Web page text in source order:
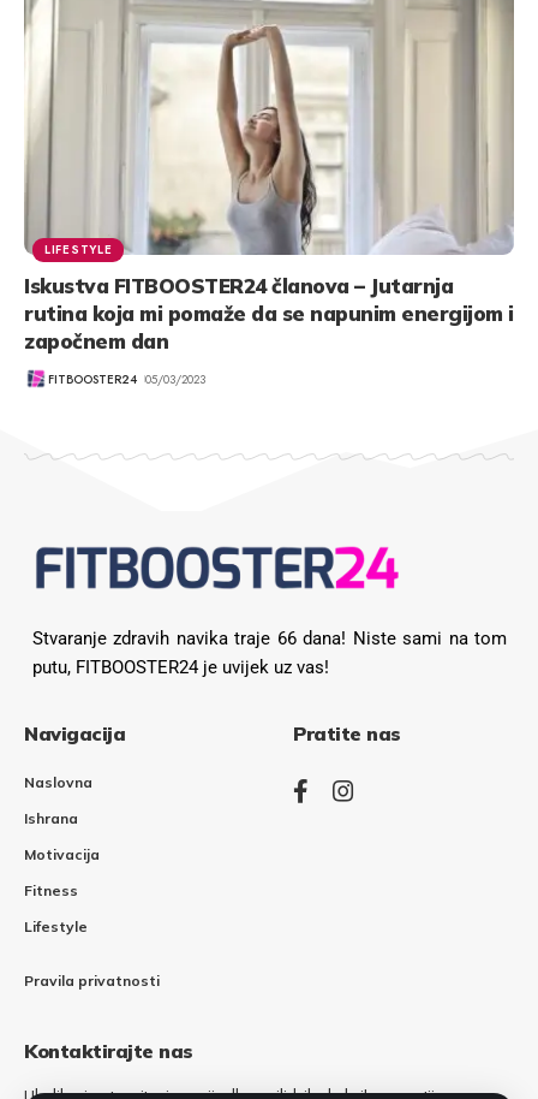
LIFESTYLE
Iskustva FITBOOSTER24 članova – Jutarnja
rutina koja mi pomaže da se napunim energijom i
započnem dan
FITBOOSTER24 05/03/2023
Stvaranje zdravih navika traje 66 dana! Niste sami na tom
putu, FITBOOSTER24 je uvijek uz vas!
Navigacija
Naslovna
Ishrana
Motivacija
Fitness
Lifestyle
Pravila privatnosti
Pratite nas
Kontaktirajte nas